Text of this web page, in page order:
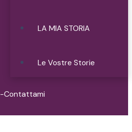
LA MIA STORIA
Le Vostre Storie
-Contattami